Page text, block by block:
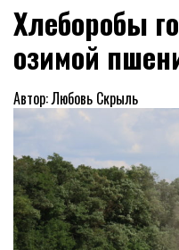
Хлеборобы
озимой
Автор: Любовь Скрыль